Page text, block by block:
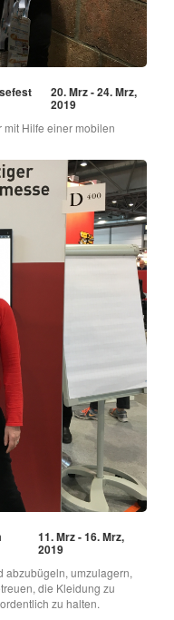
20. Mrz - 24. Mrz,
2019
mit Hilfe einer mobilen
11. Mrz - 16. Mrz,
2019
abzubügeln, umzulagern,
die Kleidung zu
zu halten.